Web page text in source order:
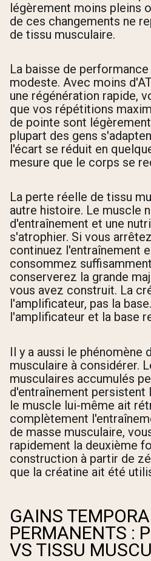
légèrement moins pleins
de ces changements ne
de tissu musculaire.
La baisse de
modeste. Avec moins
une régénération rapide,
que vos répétitions
de pointe sont
plupart des gens
l'écart se réduit en
mesure que le corps se
La perte réelle de tissu
autre histoire. Le muscle
d'entraînement et une
s'atrophier. Si vous
continuez l'entraînement
consommez
conserverez la grande
vous avez construit. La
l'amplificateur, pas la
l'amplificateur et la base
Il y a aussi le phénomène
musculaire à considérer.
musculaires accumulés
d'entraînement persistent
le muscle lui-même ait
complètement
de masse musculaire,
rapidement la deuxième
construction à partir de
que la créatine ait été
GAINS
PERMANENTS :
VS TISSU